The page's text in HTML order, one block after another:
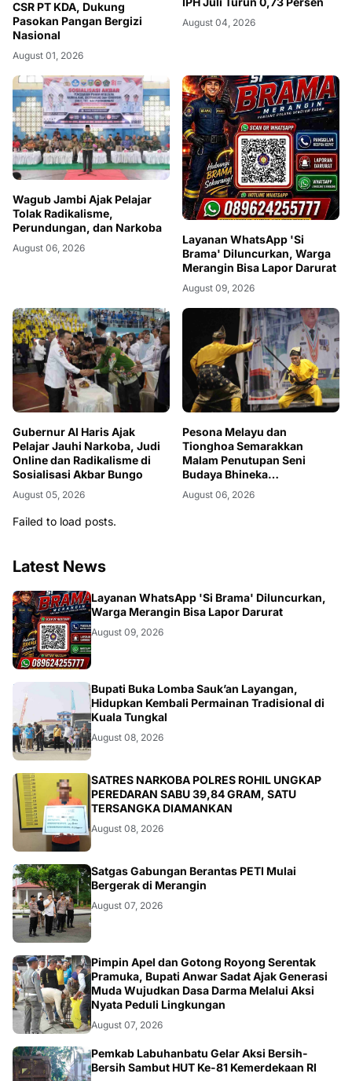
CSR PT KDA, Dukung
Pasokan Pangan Bergizi
Nasional
August 01, 2026
August 04, 2026
Wagub Jambi Ajak Pelajar
Tolak Radikalisme,
Perundungan, dan Narkoba
August 06, 2026
Layanan WhatsApp 'Si
Brama' Diluncurkan, Warga
Merangin Bisa Lapor Darurat
August 09, 2026
Gubernur Al Haris Ajak
Pelajar Jauhi Narkoba, Judi
Online dan Radikalisme di
Sosialisasi Akbar Bungo
August 05, 2026
Pesona Melayu dan
Tionghoa Semarakkan
Malam Penutupan Seni
Budaya Bhineka
Kebangsaan, Harmoni
Bhinneka Tunggal Ika
August 06, 2026
Failed to load posts.
Latest News
BANGKO
Layanan WhatsApp 'Si Brama' Diluncurkan,
Warga Merangin Bisa Lapor Darurat
August 09, 2026
Bupati Buka Lomba Sauk’an Layangan,
Hidupkan Kembali Permainan Tradisional di
August 08, 2026
BERITA
SATRES NARKOBA POLRES ROHIL UNGKAP
PEREDARAN SABU 39,84 GRAM, SATU
TERSANGKA DIAMANKAN
August 08, 2026
BANGKO
Satgas Gabungan Berantas PETI Mulai
Bergerak di Merangin
August 07, 2026
BERITA
Pimpin Apel dan Gotong Royong Serentak
Pramuka, Bupati Anwar Sadat Ajak Generasi
Muda Wujudkan Dasa Darma Melalui Aksi
Nyata Peduli Lingkungan
August 07, 2026
BERITA
Pemkab Labuhanbatu Gelar Aksi Bersih-
Bersih Sambut HUT Ke-81 Kemerdekaan RI